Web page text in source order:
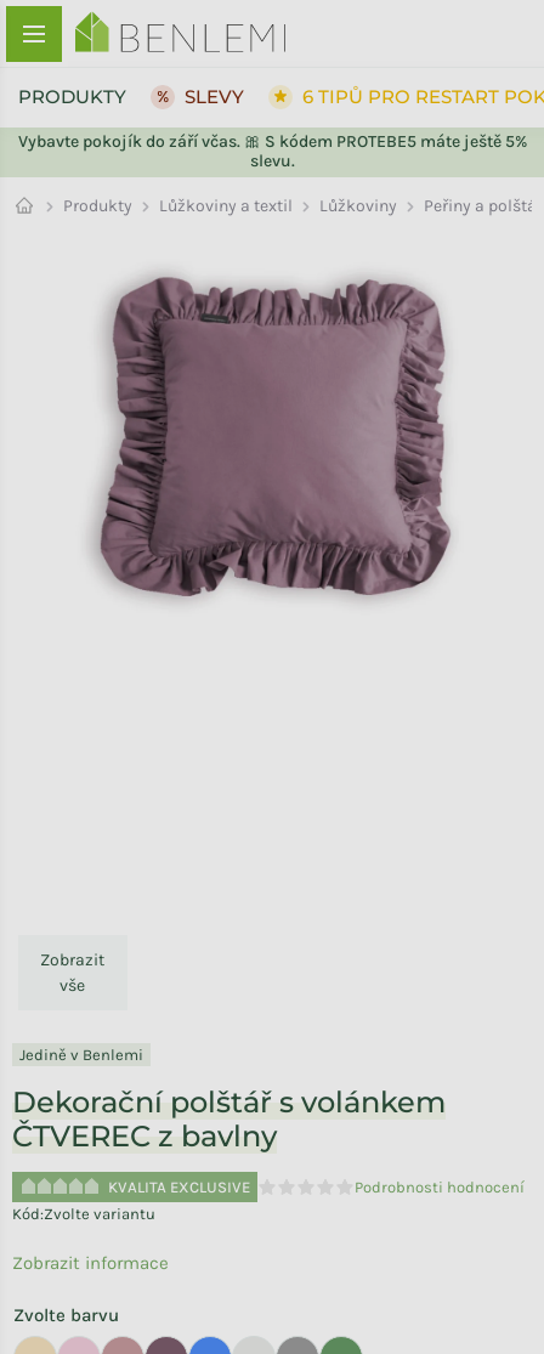
Přejít na obsah
Vybavte pokojík do září včas. 🎀 S kódem PROTEBE5 máte ještě 5%
slevu.
PRODUKTY SLEVY 6 TIPŮ PRO RESTART
Produkty Lůžkoviny a textil Lůžkoviny Peřiny a
Zobrazit
vše
Jedině v Benlemi
Dekorační polštář s volánkem
ČTVEREC z bavlny
KVALITA EXCLUSIVE
Průměrné hodnocení produktu
Podrobnosti hodnocení
Kód:Zvolte variantu
Zvolte barvu
Zobrazit informace
ZPĚT DO OBCHODU